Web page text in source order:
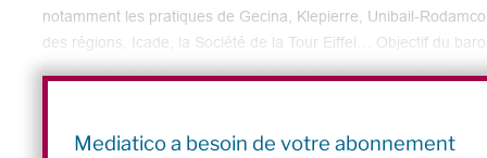
notamment les pratiques de Gecina, Klepierre, Unibail-
des régions, Icade, la Société de la Tour Eiffel… Objectif du
foncières les plus performantes sur le plan envrionnemental,
Mediatico a besoin de votre abonnement